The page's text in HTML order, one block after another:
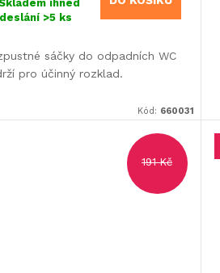
ihned
>5 ks
sáčky do odpadních WC
pro účinný rozklad.
Kód: 660031
191 Kč